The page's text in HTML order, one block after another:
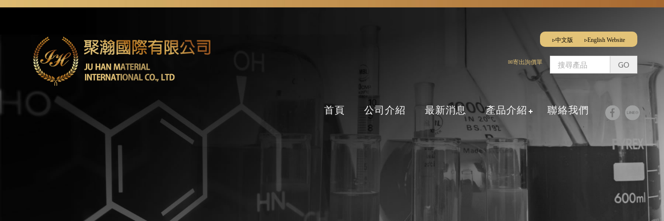
首頁 公司介紹 最新消息 產品介紹 聯絡我們
✉寄出詢價單
▹中文版 ▹English Website